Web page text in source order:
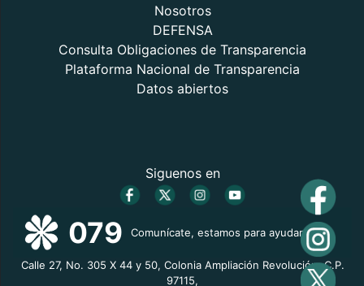
Nosotros
DEFENSA
Consulta Obligaciones de Transparencia
Plataforma Nacional de Transparencia
Datos abiertos
Siguenos en
079 Comunícate, estamos para ayudarte
Calle 27, No. 305 X 44 y 50, Colonia Ampliación Revolución, C.P.
97115,